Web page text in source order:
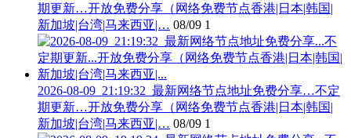
期更新…开放免费分享（网络免费节点香港|日本|韩国|
新加坡|台湾|马来西亚|… 08/09 1
2026-08-09_21:19:32_最新网络节点地址免费分享…不定
期更新…开放免费分享（网络免费节点香港|日本|韩国|
新加坡|台湾|马来西亚|… 08/09 1